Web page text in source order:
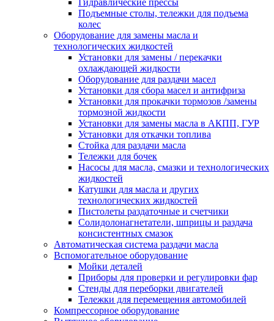
Гидравлические прессы
Подъемные столы, тележки для подъема
колес
Оборудование для замены масла и
технологических жидкостей
Установки для замены / перекачки
охлаждающей жидкости
Оборудование для раздачи масел
Установки для сбора масел и антифриза
Установки для прокачки тормозов /замены
тормозной жидкости
Установки для замены масла в АКПП, ГУР
Установки для откачки топлива
Стойка для раздачи масла
Тележки для бочек
Насосы для масла, смазки и технологических
жидкостей
Катушки для масла и других
технологических жидкостей
Пистолеты раздаточные и счетчики
Солидолонагнетатели, шприцы и раздача
консистентных смазок
Автоматическая система раздачи масла
Вспомогательное оборудование
Мойки деталей
Приборы для проверки и регулировки фар
Стенды для переборки двигателей
Тележки для перемещения автомобилей
Компрессорное оборудование